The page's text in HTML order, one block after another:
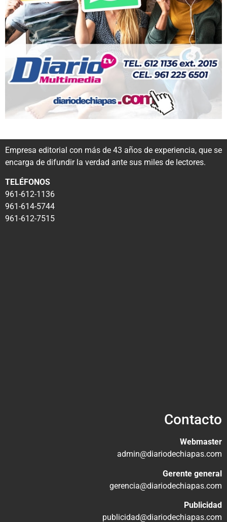
Empresa editorial con más de 43 años de experiencia, que se
encarga de difundir la verdad ante sus miles de lectores.
TELÉFONOS
961-612-1136
961-614-5744
961-612-7515
Contacto
Webmaster
admin@diariodechiapas.com
Gerente general
gerencia@diariodechiapas.com
Publicidad
publicidad@diariodechiapas.com